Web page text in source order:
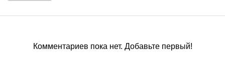
Комментариев пока нет. Добавьте первый!